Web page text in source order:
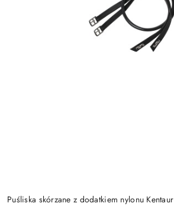
Puśliska skórzane z dodatkiem nylonu Kentaur